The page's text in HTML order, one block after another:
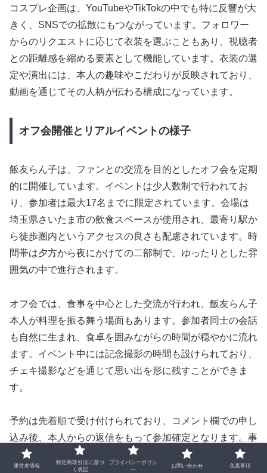
コスプレ企画は、YouTubeやTikTokの中でも特に反響が大
きく、SNSでの拡散にもつながっています。フォロワー
からのリクエストに応じて衣装を選ぶこともあり、視聴者
との距離感を縮める要素として機能しています。衣装の選
定や演出には、本人の趣味やこだわりが反映されており、
動画を通じてその人柄が伝わる構成になっています。
オフ会開催とリアルイベントの様子
飯友らん子は、ファンとの交流を目的としたオフ会を定期
的に開催しています。イベントは少人数制で行われてお
り、参加者は最大17名までに限定されています。会場は
埼玉県さいたま市の飲食スペースが使用され、最寄り駅か
ら徒歩圏内というアクセスの良さも配慮されています。時
間帯は夕方から夜にかけての二部制で、ゆったりとした雰
囲気の中で進行されます。
オフ会では、食事を中心とした交流が行われ、飯友らん子
本人が料理を振る舞う場面もあります。参加者同士の会話
も自然に生まれ、食卓を囲みながらの時間が穏やかに流れ
ます。イベント中には記念撮影の時間も設けられており、
チェキ撮影などを通じて思い出を形に残すことができま
す。
予約は先着順で受け付けられており、コメント欄での申し
込み後、本人からの返信をもって参加確定となります。事
前振込制が導入されており、参加者の管理や準備が丁寧に
運営者情報
特定商取引法に基づ
く表記
プライバシーポリシ
ー
お問い合わせ 免責事項